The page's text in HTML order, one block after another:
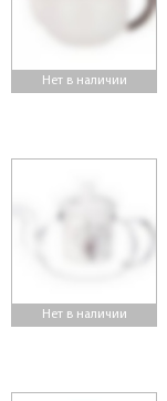
Нет в наличии
Нет в наличии